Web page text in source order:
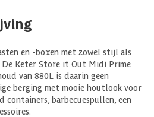
en -boxen met zowel stijl als
Keter Store it Out Midi Prime
van 880L is daarin geen
berging met mooie houtlook voor
containers, barbecuespullen, een